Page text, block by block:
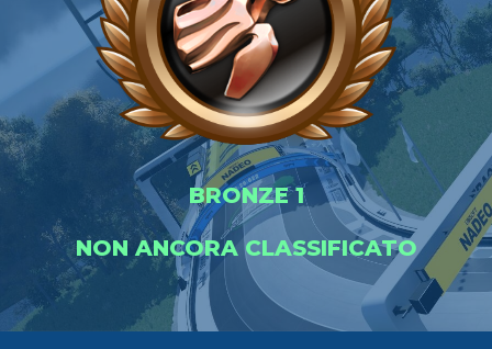
BRONZE 1
NON ANCORA CLASSIFICATO